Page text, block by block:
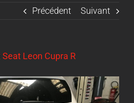
Précédent Suivant
Leon Cupra R